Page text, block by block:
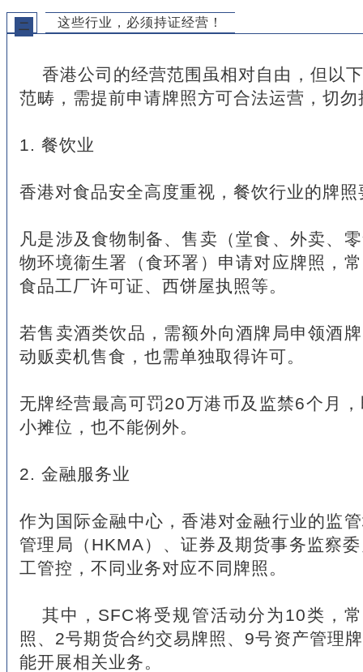
二 这些行业，必须持证经营！
香港公司的经营范围虽相对自由，但以
范畴，需提前申请牌照方可合法运营，切
1. 餐饮业
香港对食品安全高度重视，餐饮行业的牌
凡是涉及食物制备、售卖（堂食、外卖、
物环境衞生署（食环署）申请对应牌照，
食品工厂许可证、西饼屋执照等。
若售卖酒类饮品，需额外向酒牌局申领酒
动贩卖机售食，也需单独取得许可。
无牌经营最高可罚20万港币及监禁6个月
小摊位，也不能例外。
2. 金融服务业
作为国际金融中心，香港对金融行业的监
管理局（HKMA）、证券及期货事务监察
工管控，不同业务对应不同牌照。
其中，SFC将受规管活动分为10类，
照、2号期货合约交易牌照、9号资产管理
能开展相关业务。